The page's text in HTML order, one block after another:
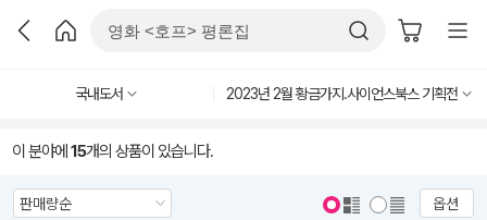
국내도서 2023년 2월 황금가지.사이언스북스 기획전
이 분야에 15개의 상품이 있습니다.
옵션